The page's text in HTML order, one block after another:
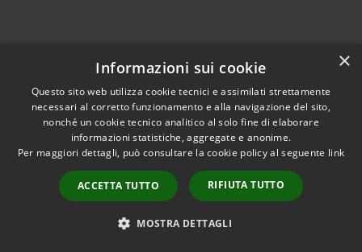
Prenotazione appuntamento
Segnalazione disservizio
Leggi le FAQ
Richiesta assistenza
Amministrazione trasparente
×
Informazioni sui cookie
Questo sito web utilizza cookie tecnici e assimilati strettamente
necessari al corretto funzionamento e alla navigazione del sito,
nonché un cookie tecnico analitico al solo fine di elaborare
informazioni statistiche, aggregate e anonime.
Per maggiori dettagli, può consultare la cookie policy al seguente link
ACCETTA TUTTO RIFIUTA TUTTO
MOSTRA DETTAGLI